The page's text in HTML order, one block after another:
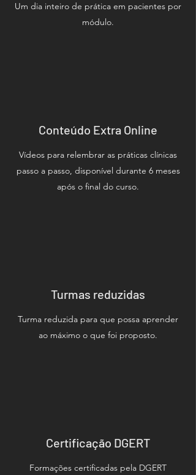
Um dia inteiro de prática em pacientes por
módulo.
Conteúdo Extra Online
Vídeos para relembrar as práticas clínicas
passo a passo, disponível durante 6 meses
após o final do curso.
Turmas reduzidas
Turma reduzida para que possa aprender
ao máximo o que foi proposto.
Certificação DGERT
Formações certificadas pela DGERT